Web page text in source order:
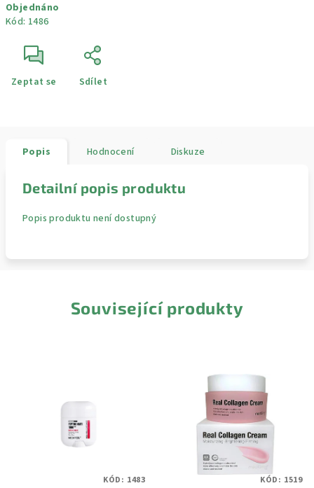
cena:
Objednáno
Kód: 1486
Zeptat se Sdílet
Popis Hodnocení Diskuze
Detailní popis produktu
Popis produktu není dostupný
Související produkty
KÓD: 1483 KÓD: 1519